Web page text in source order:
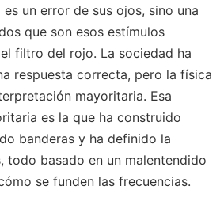
un error de sus ojos, sino una
que son esos estímulos
filtro del rojo. La sociedad ha
respuesta correcta, pero la física
mayoritaria. Esa
es la que ha construido
banderas y ha definido la
todo basado en un malentendido
se funden las frecuencias.